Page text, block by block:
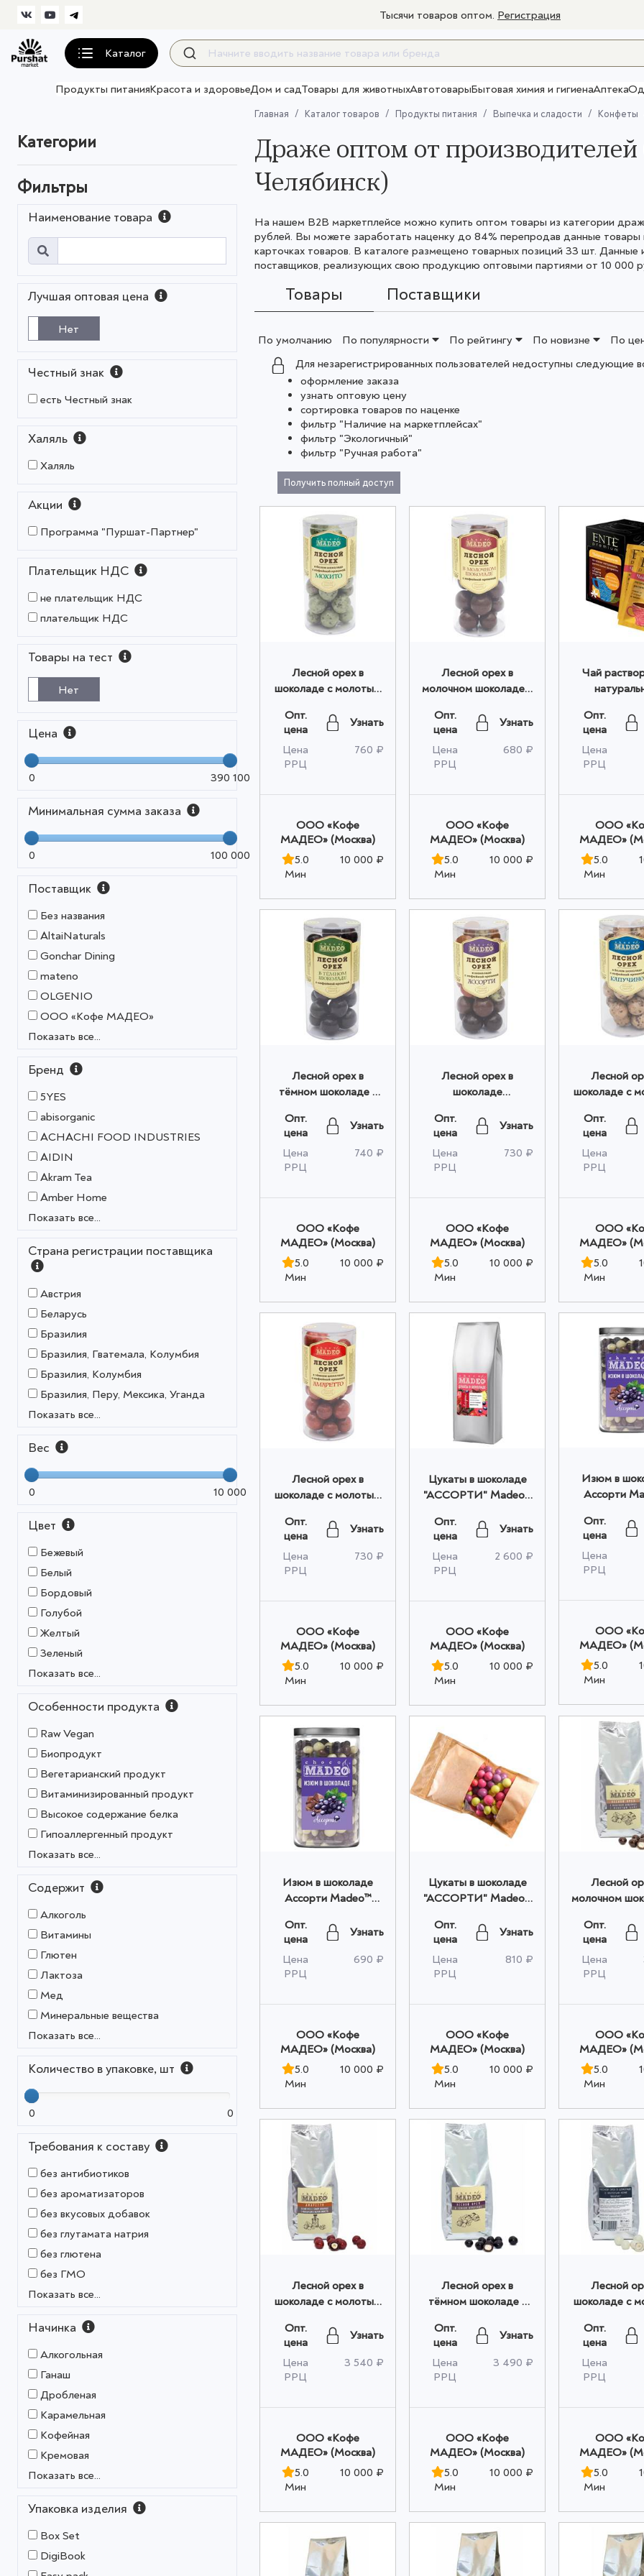
Тысячи товаров оптом. Регистрация
Каталог
Продукты питанияКрасота и здоровьеДом и садТовары для животныхАвтотоварыБытовая химия и гигиенаАптека
Главная Каталог товаров Продукты питания Выпечка и сладости Конфеты
Категории
Фильтры
Наименование товара
Лучшая оптовая цена
Нет
Честный знак
есть Честный знак
Халяль
Халяль
Акции
Программа "Пуршат-Партнер"
Плательщик НДС
не плательщик НДС
плательщик НДС
Товары на тест
Нет
Цена
0 390 100
Минимальная сумма заказа
0 100 000
Поставщик
Без названия
AltaiNaturals
Gonchar Dining
mateno
OLGENIO
OOO «Кофе МАДЕО»
Показать все...
Бренд
5YES
abisorganic
ACHACHI FOOD INDUSTRIES
AIDIN
Akram Tea
Amber Home
Показать все...
Страна регистрации поставщика
Австрия
Беларусь
Бразилия
Бразилия, Гватемала, Колумбия
Бразилия, Колумбия
Бразилия, Перу, Мексика, Уганда
Показать все...
Вес
0 10 000
Цвет
Бежевый
Белый
Бордовый
Голубой
Желтый
Зеленый
Показать все...
Особенности продукта
Raw Vegan
Биопродукт
Вегетарианский продукт
Витаминизированный продукт
Высокое содержание белка
Гипоаллергенный продукт
Показать все...
Содержит
Алкоголь
Витамины
Глютен
Лактоза
Мед
Минеральные вещества
Показать все...
Количество в упаковке, шт
0 0
Требования к составу
без антибиотиков
без ароматизаторов
без вкусовых добавок
без глутамата натрия
без глютена
без ГМО
Показать все...
Начинка
Алкогольная
Ганаш
Дробленая
Карамельная
Кофейная
Кремовая
Показать все...
Упаковка изделия
Box Set
DigiBook
Драже оптом от
Челябинск)
На нашем B2B маркетплейсе можно купить оптом товары из категории
рублей. Вы можете заработать наценку до 84% перепродав данные
карточках товаров. В каталоге размещено товарных позиций 33 шт.
поставщиков, реализующих свою продукцию оптовыми партиями от 10 000
Товары Поставщики
По умолчанию По популярности По рейтингу По новизне По
Для незарегистрированных пользователей недоступны следующие
оформление заказа
узнать оптовую цену
сортировка товаров по наценке
фильтр "Наличие на маркетплейсах"
фильтр "Экологичный"
фильтр "Ручная работа"
Получить полный доступ
Лесной орех в
шоколаде с молотым
Madeo™ 0,150 кг
(банка) оптом
Опт.
цена
Узнать
Цена
РРЦ
760 ₽
OOO «Кофе
МАДЕО» (Москва)
5.0
Мин
10 000 ₽
Лесной орех в
молочном шоколаде с
Madeo™ 0,150 кг
(банка) оптом
Опт.
цена
Узнать
Цена
РРЦ
680 ₽
OOO «Кофе
МАДЕО» (Москва)
5.0
Мин
10 000 ₽
Чай
бергамотом
120г
Опт.
цена
Цена
РРЦ
OOO
МАДЕО»
5.0
Мин
Лесной орех в
тёмном шоколаде с
Madeo™ 0,150 кг
(банка) оптом
Опт.
цена
Узнать
Цена
РРЦ
740 ₽
OOO «Кофе
МАДЕО» (Москва)
5.0
Мин
10 000 ₽
Лесной орех в
шоколаде
0,150 кг (банка) оптом
Опт.
цена
Узнать
Цена
РРЦ
730 ₽
OOO «Кофе
МАДЕО» (Москва)
5.0
Мин
10 000 ₽
Лесной
шоколаде с
Madeo™
(банка)
Опт.
цена
Цена
РРЦ
OOO
МАДЕО»
5.0
Мин
Лесной орех в
шоколаде с молотым
Madeo™ 0,150 кг
(банка) оптом
Опт.
цена
Узнать
Цена
РРЦ
730 ₽
OOO «Кофе
МАДЕО» (Москва)
5.0
Мин
10 000 ₽
Цукаты в шоколаде
"АССОРТИ" Madeo™
Опт.
цена
Узнать
Цена
РРЦ
2 600 ₽
OOO «Кофе
МАДЕО» (Москва)
5.0
Мин
10 000 ₽
Изюм в
Ассорти
Опт.
цена
Цена
РРЦ
OOO
МАДЕО»
5.0
Мин
Изюм в шоколаде
Ассорти Madeo™
Опт.
цена
Узнать
Цена
РРЦ
690 ₽
OOO «Кофе
МАДЕО» (Москва)
5.0
Мин
10 000 ₽
Цукаты в шоколаде
"АССОРТИ" Madeo™
Опт.
цена
Узнать
Цена
РРЦ
810 ₽
OOO «Кофе
МАДЕО» (Москва)
5.0
Мин
10 000 ₽
Лесной
молочном
Madeo™
оптом
Опт.
цена
Цена
РРЦ
OOO
МАДЕО»
5.0
Мин
Лесной орех в
шоколаде с молотым
Madeo™ 1,000 кг
оптом
Опт.
цена
Узнать
Цена
РРЦ
3 540 ₽
OOO «Кофе
МАДЕО» (Москва)
5.0
Мин
10 000 ₽
Лесной орех в
тёмном шоколаде с
Madeo™ 1,000 кг
оптом
Опт.
цена
Узнать
Цена
РРЦ
3 490 ₽
OOO «Кофе
МАДЕО» (Москва)
5.0
Мин
10 000 ₽
Лесной
шоколаде с
Madeo™
оптом
Опт.
цена
Цена
РРЦ
OOO
МАДЕО»
5.0
Мин